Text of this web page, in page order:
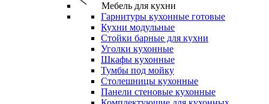
Мебель для кухни
Гарнитуры кухонные готовые
Кухни модульные
Стойки барные для кухни
Уголки кухонные
Шкафы кухонные
Тумбы под мойку
Столешницы кухонные
Панели стеновые кухонные